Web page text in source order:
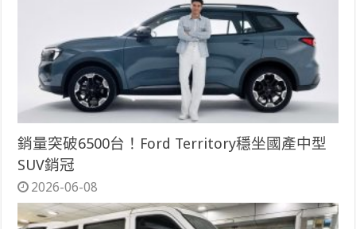
銷量突破6500台！Ford Territory穩坐國產中型
SUV銷冠
2026-06-08